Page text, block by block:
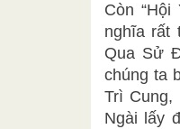
Còn
nghĩa rất
Qua Sử
chúng ta
Trì
Ngài lấy